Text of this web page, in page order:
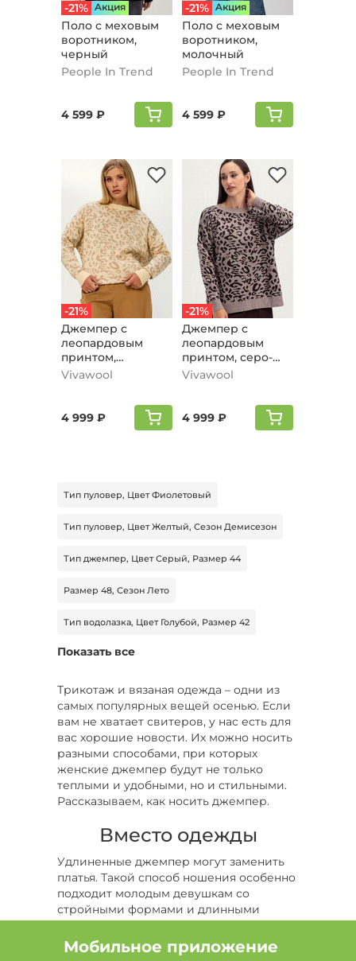
-21% Aкция
Поло с меховым
воротником,
черный
People In Trend
4 599 ₽
-21% Aкция
Поло с меховым
воротником,
молочный
People In Trend
4 599 ₽
-21%
Джемпер с
леопардовым
принтом,
молочный
Vivawool
4 999 ₽
-21%
Джемпер с
леопардовым
принтом, серо-
лиловый
Vivawool
4 999 ₽
Тип пуловер, Цвет Фиолетовый
Тип пуловер, Цвет Желтый, Сезон Демисезон
Тип джемпер, Цвет Серый, Размер 44
Размер 48, Сезон Лето
Тип водолазка, Цвет Голубой, Размер 42
Цвет Бежевый, Размер 58, Сезон Демисезон
Цвет Бордовый, Размер 56, Сезон Демисезон
Цвет Черный, Размер 42, Сезон Лето
Цвет Голубой, Размер 50, Сезон Лето
Тип джемпер, Цвет Голубой, Размер 58
Цвет Серый, Размер 50, Сезон Все
Тип лонгслив , Цвет Розовый, Размер 52
Тип рубашка, Размер 54
Тип свитер, Цвет Синий, Размер 46
Показать все
Трикотаж и вязаная одежда – одни из
самых популярных вещей осенью. Если
вам не хватает свитеров, у нас есть для
вас хорошие новости. Их можно носить
разными способами, при которых
женские джемпер будут не только
теплыми и удобными, но и стильными.
Рассказываем, как носить джемпер.
Вместо одежды
Удлиненные джемпер могут заменить
платья. Такой способ ношения особенно
подходит молодым девушкам со
стройными формами и длинными
ногами.
Актуальны бордовые женские джемпер и
пуловеры. Джемпер лучше всего
Мобильное приложение